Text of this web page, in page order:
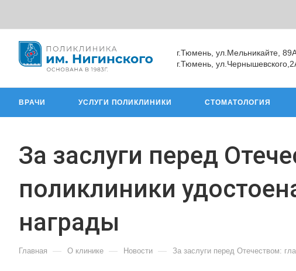
г.Тюмень, ул.Мельникайте,
г.Тюмень,
ВРАЧИ УСЛУГИ ПОЛИКЛИНИКИ СТОМАТОЛОГИЯ
За заслуги перед
поликлиники
награды
Главная — О клинике — Новости — За заслуги перед Отечеством: